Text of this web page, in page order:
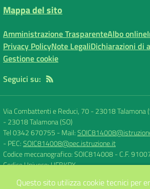
Mappa del sito
Amministrazione TrasparenteAlbo online
Privacy PolicyNote LegaliDichiarazioni di
Gestione cookie
Seguici su:
Via Combattenti e Reduci, 70 - 23018 Talamona
- 23018 Talamona (SO)
Tel 0342 670755 - Mail:
- PEC:SOIC814008@pec.istruzione.it
Codice meccanografico: SOIC814008- C.F.
Codice Univoco: UFBKPX
Questo sito utilizza cookie tecnici per